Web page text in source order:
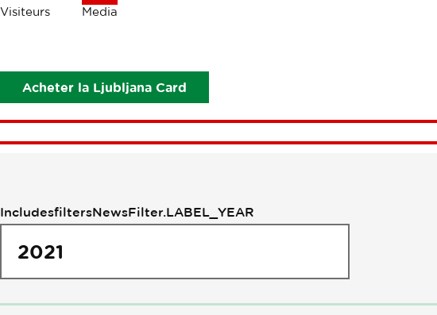
Visiteurs Media
Acheter la Ljubljana Card
Les
Filtrage
par
actualité
IncludesfiltersNewsFilter.LABEL_YEAR